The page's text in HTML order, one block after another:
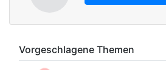
Vorgeschlagene Themen